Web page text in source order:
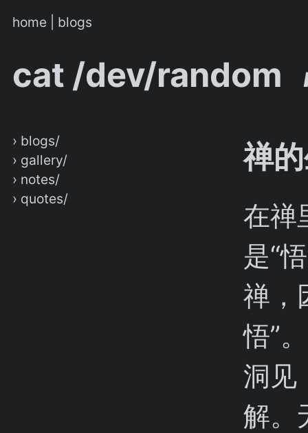
home blogs
cat /dev/random
› blogs/
› gallery/
› notes/
› quotes/
禅
在禅
是“
禅，
悟”
洞见
解。